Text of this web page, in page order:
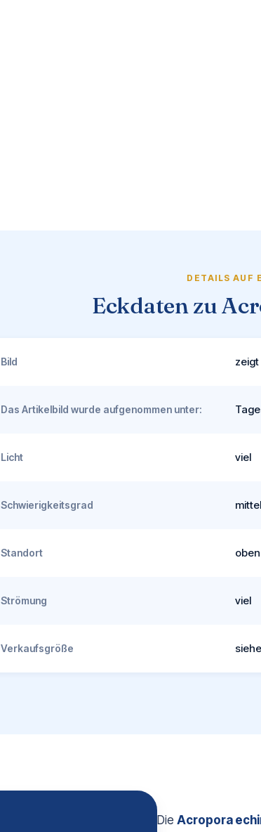
DETAILS AUF
Eckdaten zu
Bild
Das Artikelbild wurde aufgenommen unter:
Licht viel
Schwierigkeitsgrad mittel
Standort oben
Strömung viel
Verkaufsgröße
DieAcropora